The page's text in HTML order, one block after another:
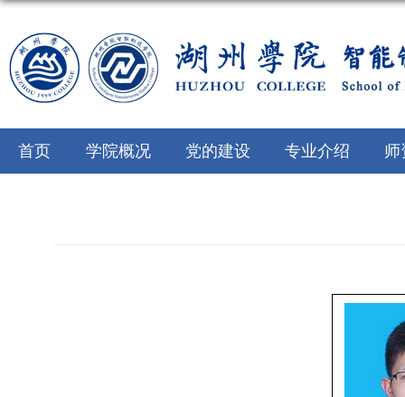
首页 学院概况 党的建设 专业介绍 师